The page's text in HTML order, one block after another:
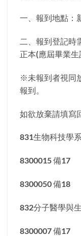
一、報到地點：
二、報到登記時
正本(應屆畢業生
※未報到者視同
報到。
如欲放棄請填寫
831生物科技學
8300015 備17
8300050 備18
832分子醫學與
8300007 備17